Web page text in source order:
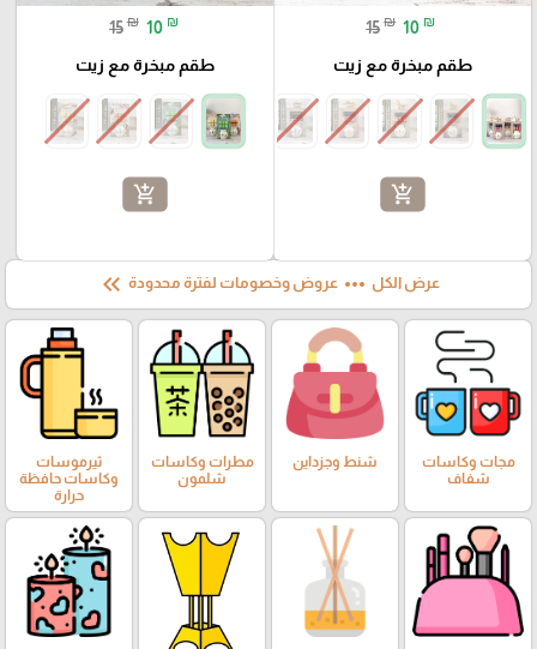
15 ₪ 10 ₪
طقم مبخرة مع زيت
add_shopping_cart
15 ₪ 10 ₪
طقم مبخرة مع زيت
add_shopping_cart
عرض الكل more_horiz عروض وخصومات لفترة محدودة keyboard_double_arrow_left
مجات وكاسات
شفاف
شنط وجزداين
مطرات وكاسات
شلمون
ثيرموسات
وكاسات حافظة
حرارة